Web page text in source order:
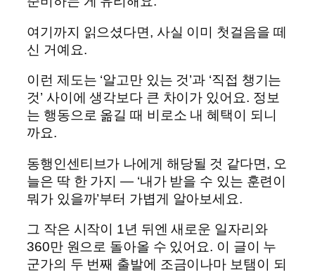
여기까지 읽으셨다면, 사실 이미 첫걸음을 떼
신 거예요.
이런 제도는 ‘알고만 있는 것’과 ‘직접 챙기는
것’ 사이에 생각보다 큰 차이가 있어요. 정보
는 행동으로 옮길 때 비로소 내 혜택이 되니
까요.
동행인센티브가 나에게 해당될 것 같다면, 오
늘은 딱 한 가지 — ‘내가 받을 수 있는 훈련이
뭐가 있을까’부터 가볍게 알아보세요.
그 작은 시작이 1년 뒤엔 새로운 일자리와
360만 원으로 돌아올 수 있어요. 이 글이 누
군가의 두 번째 출발에 조금이나마 보탬이 되